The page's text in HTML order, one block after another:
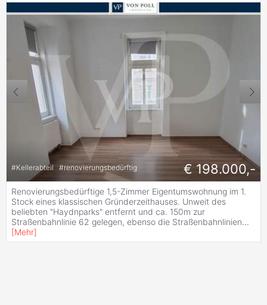
#Kellerabteil #renovierungsbedürftig € 198.000,-
Renovierungsbedürftige 1,5-Zimmer Eigentumswohnung im 1.
Stock eines klassischen Gründerzeithauses. Unweit des
beliebten "Haydnparks" entfernt und ca. 150m zur
Straßenbahnlinie 62 gelegen, ebenso die Straßenbahnlinien...
[Mehr]